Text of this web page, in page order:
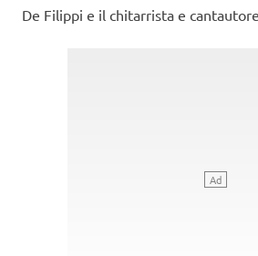
De Filippi e il chitarrista e cantautore